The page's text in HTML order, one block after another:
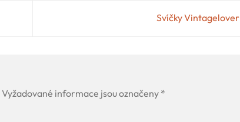
Svíčky Vintagelover
Vyžadované informace jsou označeny *